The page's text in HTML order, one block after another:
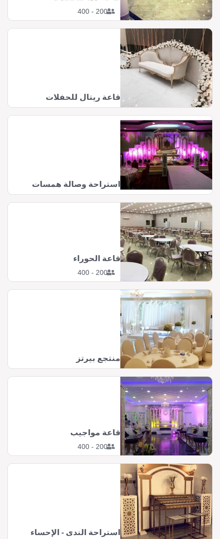
200 - 400
قاعة ريتال للحفلات
استراحة وصالة همسات
200 - 400
قاعة الحوراء
منتجع بيرتز
200 - 400
قاعة مواجيب
استراحة الندى - الإحساء